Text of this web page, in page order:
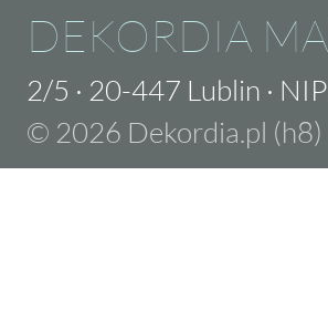
DEKORDIA
2/5 · 20-447 Lublin ·
© 2026 Dekordia.pl (h8)